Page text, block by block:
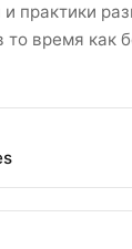
практики
время как